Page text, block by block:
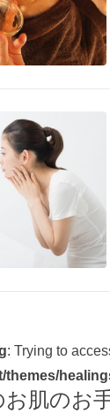
: Trying to
themes/
お肌のお